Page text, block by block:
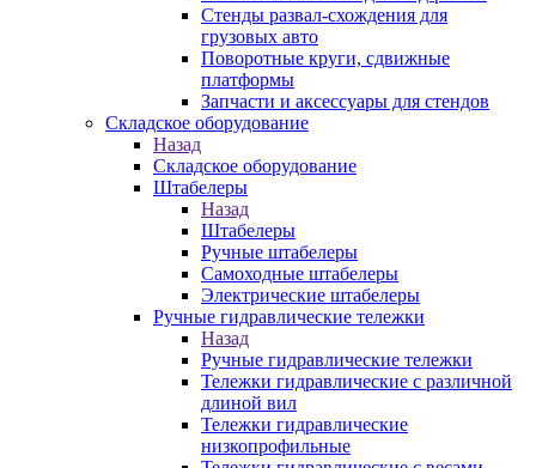
Стенды развал-схождения для
грузовых авто
Поворотные круги, сдвижные
платформы
Запчасти и аксессуары для стендов
Складское оборудование
Назад
Складское оборудование
Штабелеры
Назад
Штабелеры
Ручные штабелеры
Самоходные штабелеры
Электрические штабелеры
Ручные гидравлические тележки
Назад
Ручные гидравлические тележки
Тележки гидравлические с различной
длиной вил
Тележки гидравлические
низкопрофильные